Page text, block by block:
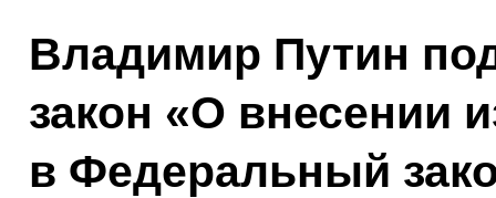
Владимир Путин
закон «О внесении
в Федеральный